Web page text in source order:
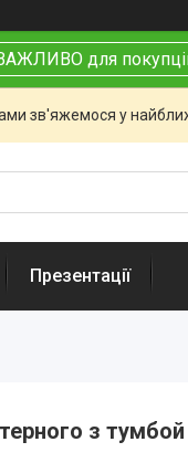
для
зв'яжемося у
Презентації
з